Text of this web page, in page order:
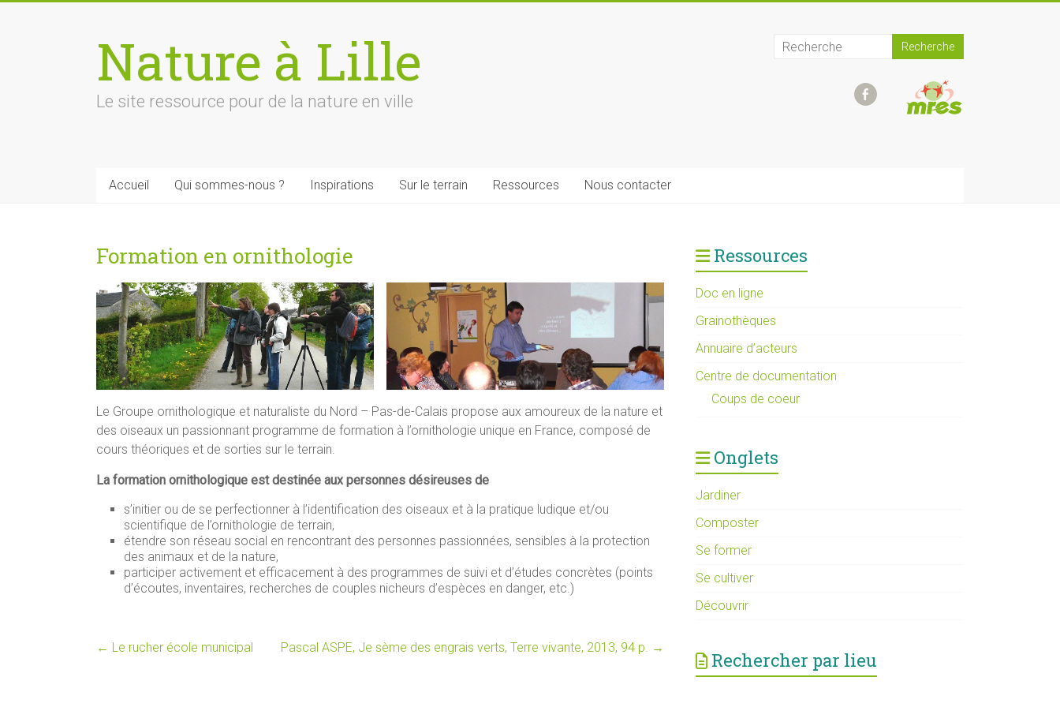
Nature à Lille
Le site ressource pour de la nature en ville
Accueil Qui sommes-nous ? Inspirations Sur le terrain Ressources Nous contacter
Formation en ornithologie
Le Groupe ornithologique et naturaliste du Nord – Pas-de-Calais propose aux amoureux de la nature et
des oiseaux un passionnant programme de formation à l’ornithologie unique en France, composé de
cours théoriques et de sorties sur le terrain.
La formation ornithologique est destinée aux personnes désireuses de
s’initier ou de se perfectionner à l’identification des oiseaux et à la pratique ludique et/ou
scientifique de l’ornithologie de terrain,
étendre son réseau social en rencontrant des personnes passionnées, sensibles à la protection
des animaux et de la nature,
participer activement et efficacement à des programmes de suivi et d’études concrètes (points
d’écoutes, inventaires, recherches de couples nicheurs d’espèces en danger, etc.)
← Le rucher école municipal Pascal ASPE, Je sème des engrais verts, Terre vivante, 2013, 94 p. →
Ressources
Doc en ligne
Grainothèques
Annuaire d’acteurs
Centre de documentation
Coups de coeur
Onglets
Jardiner
Composter
Se former
Se cultiver
Découvrir
Rechercher par lieu